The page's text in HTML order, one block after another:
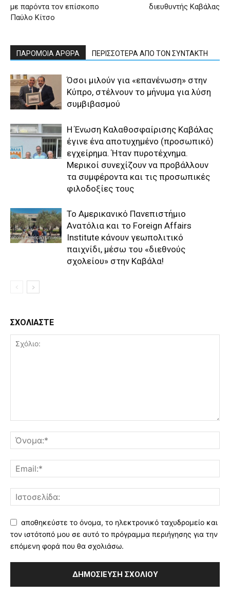
με παρόντα τον επίσκοπο
Παύλο Κίτσο
διευθυντής Καβάλας
ΠΑΡΟΜΟΙΑ ΑΡΘΡΑ ΠΕΡΙΣΣΟΤΕΡΑ ΑΠΟ ΤΟΝ ΣΥΝΤΑΚΤΗ
Όσοι μιλούν για «επανένωση» στην
Κύπρο, στέλνουν το μήνυμα για λύση
συμβιβασμού
Η Ένωση Καλαθοσφαίρισης Καβάλας
έγινε ένα αποτυχημένο (προσωπικό)
εγχείρημα. Ήταν πυροτέχνημα.
Μερικοί συνεχίζουν να προβάλλουν
τα συμφέροντα και τις προσωπικές
φιλοδοξίες τους
Το Αμερικανικό Πανεπιστήμιο
Ανατόλια και το Foreign Affairs
Institute κάνουν γεωπολιτικό
παιχνίδι, μέσω του «διεθνούς
σχολείου» στην Καβάλα!
ΣΧΟΛΙΑΣΤΕ
αποθηκεύστε το όνομα, το ηλεκτρονικό ταχυδρομείο και
τον ιστότοπό μου σε αυτό το πρόγραμμα περιήγησης για την
επόμενη φορά που θα σχολιάσω.